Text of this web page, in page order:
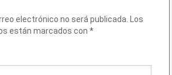
electrónico no será publicada. Los
están marcados con *